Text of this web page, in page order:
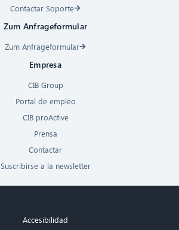
Contactar Soporte
Zum Anfrageformular
Zum Anfrageformular
Empresa
CIB Group
Portal de empleo
CIB proActive
Prensa
Contactar
Suscribirse a la newsletter
Accesibilidad